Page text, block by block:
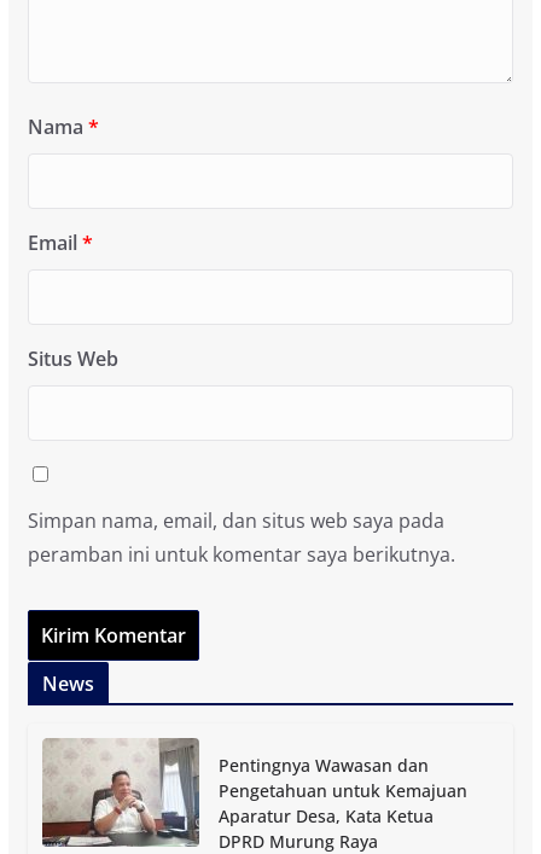
Nama *
Email*
Situs Web
Simpan nama, email, dan situs web saya pada
peramban ini untuk komentar saya berikutnya.
News
Pentingnya Wawasan dan
Pengetahuan untuk Kemajuan
Aparatur Desa, Kata Ketua
DPRD Murung Raya